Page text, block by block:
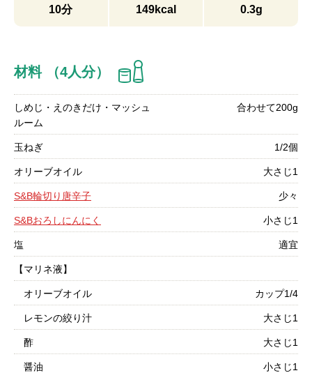
10分 149kcal 0.3g
材料 （4人分）
しめじ・えのきだけ・マッシュ
ルーム
合わせて200g
玉ねぎ 1/2個
オリーブオイル 大さじ1
S&B輪切り唐辛子 少々
S&Bおろしにんにく 小さじ1
塩 適宜
【マリネ液】
オリーブオイル カップ1/4
レモンの絞り汁 大さじ1
酢 大さじ1
醤油 小さじ1